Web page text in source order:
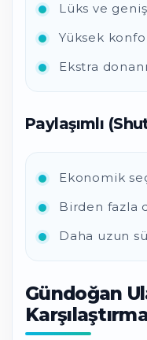
Lüks ve
Yüksek
Ekstra
Paylaşımlı
Ekonomik
Birden fazla
Daha uzun
Gündoğan